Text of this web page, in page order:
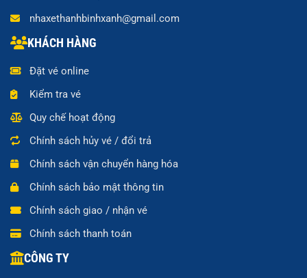
nhaxethanhbinhxanh@gmail.com
KHÁCH HÀNG
Đặt vé online
Kiểm tra vé
Quy chế hoạt động
Chính sách hủy vé / đổi trả
Chính sách vận chuyển hàng hóa
Chính sách bảo mật thông tin
Chính sách giao / nhận vé
Chính sách thanh toán
CÔNG TY